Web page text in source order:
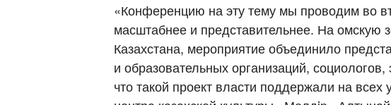
«Конференцию на эту тему мы проводим во
масштабнее и представительнее. На омскую
Казахстана, мероприятие объединило
и образовательных организаций,
что такой проект власти поддержали на